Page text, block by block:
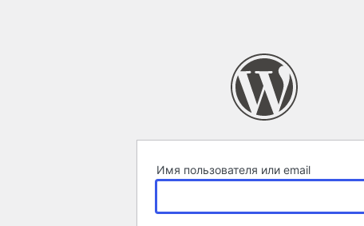
Имя пользователя или email